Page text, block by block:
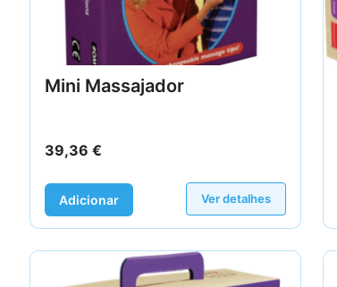
Mini Massajador
39,36 €
Adicionar Ver detalhes